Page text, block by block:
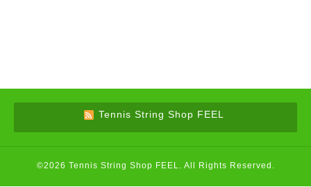
Tennis String Shop FEEL
©2026 Tennis String Shop FEEL. All Rights Reserved.